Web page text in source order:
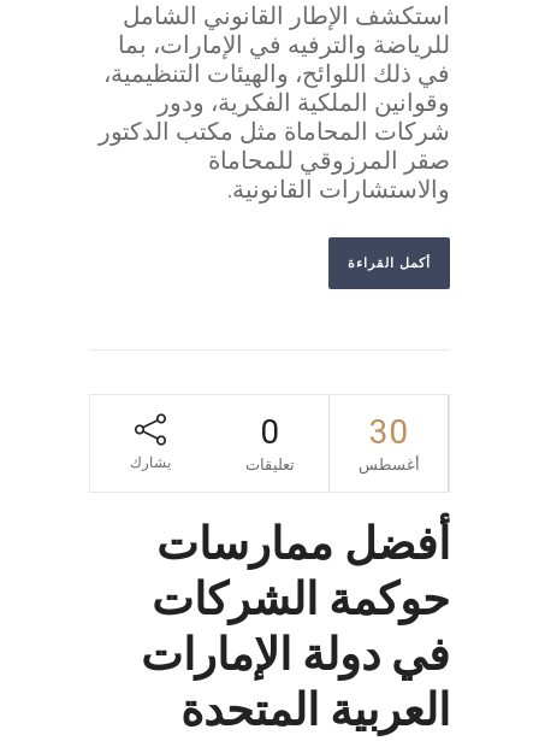
استكشف الإطار القانوني الشامل
للرياضة والترفيه في الإمارات، بما
في ذلك اللوائح، والهيئات التنظيمية،
وقوانين الملكية الفكرية، ودور
شركات المحاماة مثل مكتب الدكتور
صقر المرزوقي للمحاماة
والاستشارات القانونية.
أكمل القراءة
30
أغسطس
0
تعليقات يشارك
أفضل ممارسات
حوكمة الشركات
في دولة الإمارات
العربية المتحدة